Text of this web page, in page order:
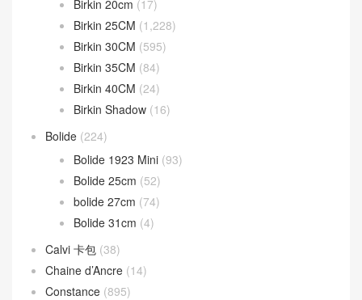
Birkin 20cm (17)
Birkin 25CM (1,228)
Birkin 30CM (595)
Birkin 35CM (84)
Birkin 40CM (24)
Birkin Shadow (16)
Bolide (224)
Bolide 1923 Mini (93)
Bolide 25cm (52)
bolide 27cm (74)
Bolide 31cm (4)
Calvi 卡包 (38)
Chaine d’Ancre (14)
Constance (895)